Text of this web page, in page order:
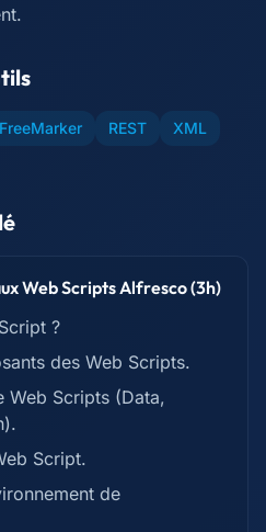
FreeMarker REST
XML
Web Scripts Alfresco (3h)
?
des Web Scripts.
Web Scripts (Data,
Script.
de